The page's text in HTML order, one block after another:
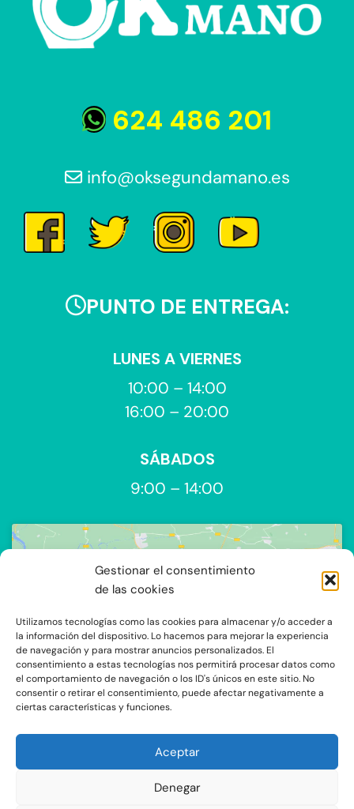
Gestionar el consentimiento
de las cookies
Utilizamos tecnologías como las cookies para almacenar y/o acceder a
la información del dispositivo. Lo hacemos para mejorar la experiencia
de navegación y para mostrar anuncios personalizados. El
consentimiento a estas tecnologías nos permitirá procesar datos como
el comportamiento de navegación o los ID's únicos en este sitio. No
consentir o retirar el consentimiento, puede afectar negativamente a
ciertas características y funciones.
Aceptar
Denegar
624 486 201
info@oksegundamano.es
PUNTO DE ENTREGA:
LUNES A VIERNES
10:00 – 14:00
16:00 – 20:00
SÁBADOS
9:00 – 14:00
Haz clic para aceptar cookies de
marketing y permitir este contenido
C/Ocaña 205, local 3 y 4 C.P: 28047 - Madrid